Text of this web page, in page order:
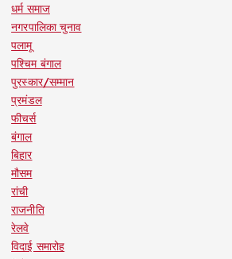
धर्म समाज
नगरपालिका चुनाव
पलामू
पश्चिम बंगाल
पुरस्कार/सम्मान
प्रमंडल
फीचर्स
बंगाल
बिहार
मौसम
रांची
राजनीति
रेलवे
विदाई समारोह